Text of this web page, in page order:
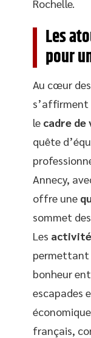
Rochelle.
Les
pour
Au cœur
s’affirment
le cadre de
quête
Annecy,
offre une
sommet
Les
permettant
bonheur
escapades
français,